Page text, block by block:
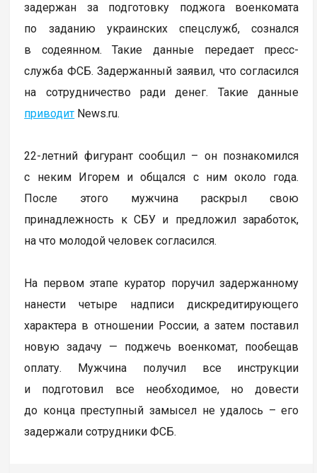
задержан за подготовку поджога военкомата
по заданию украинских спецслужб, сознался
в содеянном. Такие данные передает пресс-
служба ФСБ. Задержанный заявил, что согласился
на сотрудничество ради денег. Такие данные
приводит News.ru.
22-летний фигурант сообщил – он познакомился
с неким Игорем и общался с ним около года.
После этого мужчина раскрыл свою
принадлежность к СБУ и предложил заработок,
на что молодой человек согласился.
На первом этапе куратор поручил задержанному
нанести четыре надписи дискредитирующего
характера в отношении России, а затем поставил
новую задачу — поджечь военкомат, пообещав
оплату. Мужчина получил все инструкции
и подготовил все необходимое, но довести
до конца преступный замысел не удалось – его
задержали сотрудники ФСБ.